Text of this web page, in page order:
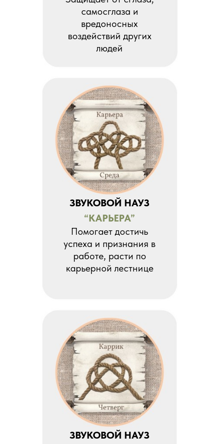
самосглаза и
вредоносных
воздействий других
людей
ЗВУКОВОЙ НАУЗ
“КАРЬЕРА”
Помогает достичь
успеха и признания в
работе, расти по
карьерной лестнице
ЗВУКОВОЙ НАУЗ